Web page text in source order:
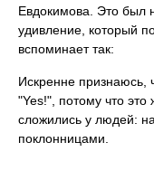
Евдокимова. Это был
удивление, который
вспоминает так:
Искренне признаюсь,
"Yes!", потому что
сложились у людей:
поклонницами.